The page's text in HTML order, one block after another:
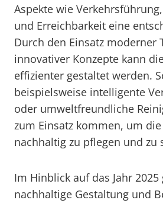
Aspekte wie
und Erreichbarkeit eine
Durch den Einsatz moderner
innovativer Konzepte kann
effizienter gestaltet werden.
beispielsweise intelligente
oder umweltfreundliche
zum Einsatz kommen, um
nachhaltig zu pflegen und zu
Im Hinblick auf das Jahr
nachhaltige Gestaltung und